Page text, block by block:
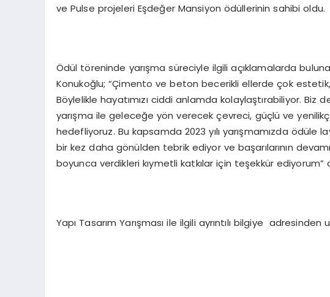
ve Pulse projeleri Eşdeğer Mansiyon ödüllerinin sahibi oldu.
Ödül töreninde yarışma süreciyle ilgili açıklamalarda
Konukoğlu; “Çimento ve beton becerikli ellerde çok estetik,
Böylelikle hayatımızı ciddi anlamda kolaylaştırabiliyor. Biz
yarışma ile geleceğe yön verecek çevreci, güçlü ve
hedefliyoruz. Bu kapsamda 2023 yılı yarışmamızda ödüle
bir kez daha gönülden tebrik ediyor ve başarılarının
boyunca verdikleri kıymetli katkılar için teşekkür ediyorum”
Yapı Tasarım Yarışması ile ilgili ayrıntılı bilgiye adresinden